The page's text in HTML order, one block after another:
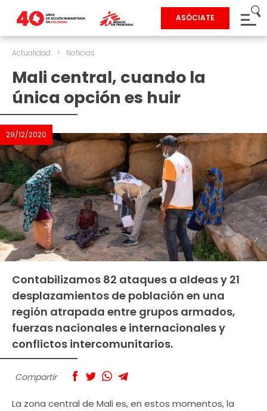
ASÓCIATE
Actualidad > Noticias
Mali central, cuando la
única opción es huir
29/12/2020
Contabilizamos 82 ataques a aldeas y 21
desplazamientos de población en una
región atrapada entre grupos armados,
fuerzas nacionales e internacionales y
conflictos intercomunitarios.
Compartir
La zona central de Mali es, en estos momentos, la